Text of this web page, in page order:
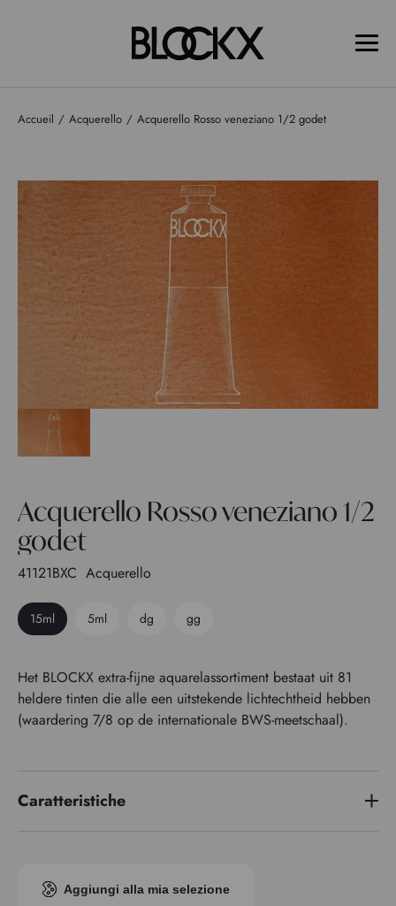
Accueil Acquerello Acquerello Rosso veneziano 1/2 godet
Acquerello Rosso veneziano 1/2
godet
41121BXC Acquerello
15ml 5ml dg gg
Het BLOCKX extra-fijne aquarelassortiment bestaat uit 81
heldere tinten die alle een uitstekende lichtechtheid hebben
(waardering 7/8 op de internationale BWS-meetschaal).
Caratteristiche
Indice di pigmento
PR102
Aggiungi alla mia selezione